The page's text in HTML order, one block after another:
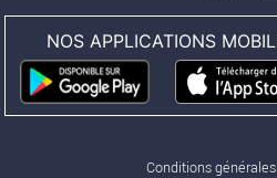
NOS APPLICATIONS
Conditions